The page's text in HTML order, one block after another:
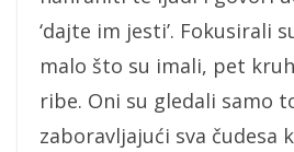
‘dajte im jesti’. Fokusirali
malo što su imali, pet
ribe. Oni su gledali samo
zaboravljajući sva čudesa